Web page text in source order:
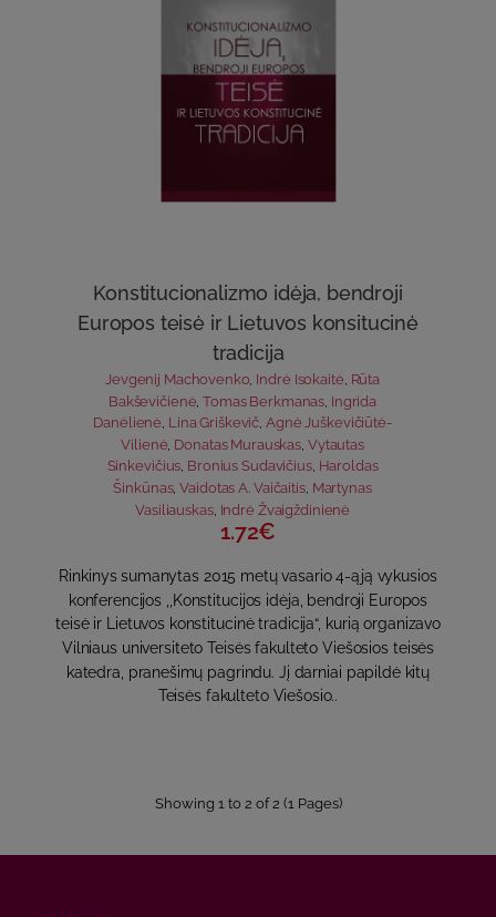
Konstitucionalizmo idėja, bendroji
Europos teisė ir Lietuvos konsitucinė
tradicija
Jevgenij Machovenko Indrė Isokaitė Rūta
Bakševičienė ,Tomas Berkmanas Ingrida
Danėlienė, Lina Griškevič,Agnė Juškevičiūtė-
Vilienė Donatas Murauskas Vytautas
Sinkevičius, Bronius Sudavičius, Haroldas
Šinkūnas,Vaidotas A. Vaičaitis, Martynas
Vasiliauskas, Indrė Žvaigždinienė
1.72€
Rinkinys sumanytas 2015 metų vasario 4-ąją vykusios
konferencijos ,,Konstitucijos idėja, bendroji Europos
teisė ir Lietuvos konstitucinė tradicija“, kurią organizavo
Vilniaus universiteto Teisės fakulteto Viešosios teisės
katedra, pranešimų pagrindu. Jį darniai papildė kitų
Teisės fakulteto Viešosio..
Showing 1 to 2 of 2 (1 Pages)